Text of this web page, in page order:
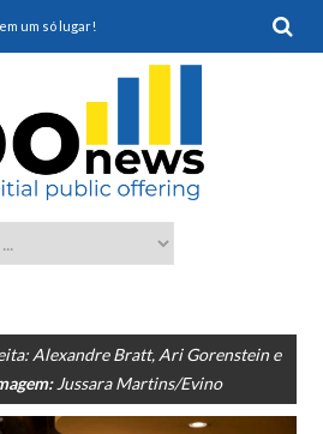
em um só lugar!
Alexandre Bratt, Ari Gorenstein e
Jussara Martins/Evino